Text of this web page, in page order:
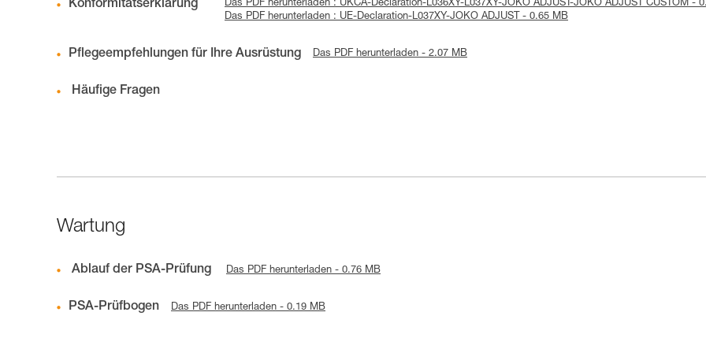
Konformitätserklärung
Das PDF herunterladen : UKCA-Declaration-L036XY-L037XY-JOKO ADJUST-JOKO ADJUST CUSTOM -
Das PDF herunterladen : UE-Declaration-L037XY-JOKO ADJUST - 0.65 MB
Pflegeempfehlungen für Ihre Ausrüstung Das PDF herunterladen - 2.07 MB
Häufige Fragen
Wartung
Ablauf der PSA-Prüfung Das PDF herunterladen - 0.76 MB
PSA-Prüfbogen Das PDF herunterladen - 0.19 MB